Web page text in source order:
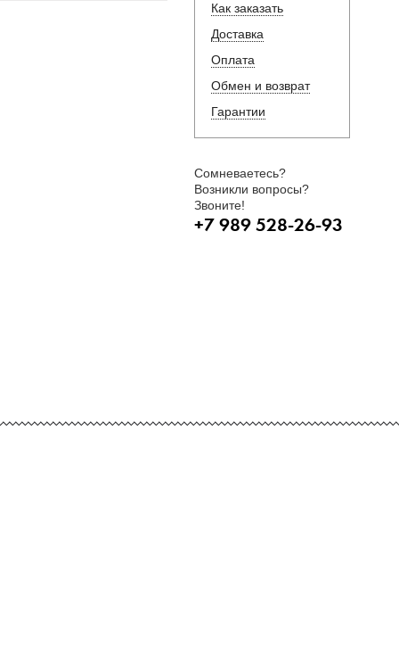
Как заказать
Доставка
Оплата
Обмен и возврат
Гарантии
Сомневаетесь?
Возникли вопросы?
Звоните!
+7 989 528-26-93